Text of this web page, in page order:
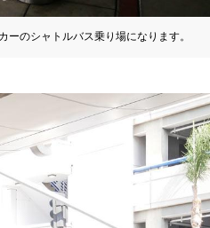
のシャトルバス乗り場になります。